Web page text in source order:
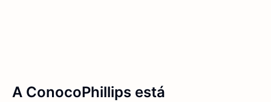
A ConocoPhillips está